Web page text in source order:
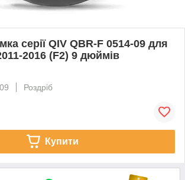
серії QIV QBR-F 0514-09 для
2016 (F2) 9 дюймів
Роздріб
Купити